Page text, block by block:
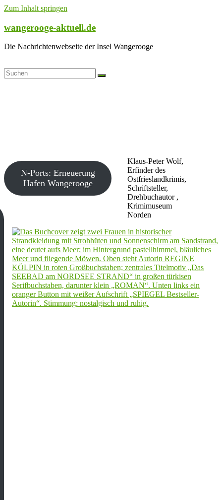
Zum Inhalt springen
wangerooge-aktuell.de
Die Nachrichtenwebseite der Insel Wangerooge
Klaus-Peter Wolf,
Erfinder des
Ostfrieslandkrimis,
Schriftsteller,
Drehbuchautor ,
Krimimuseum
Norden
N-Ports: Erneuerung
Hafen Wangerooge